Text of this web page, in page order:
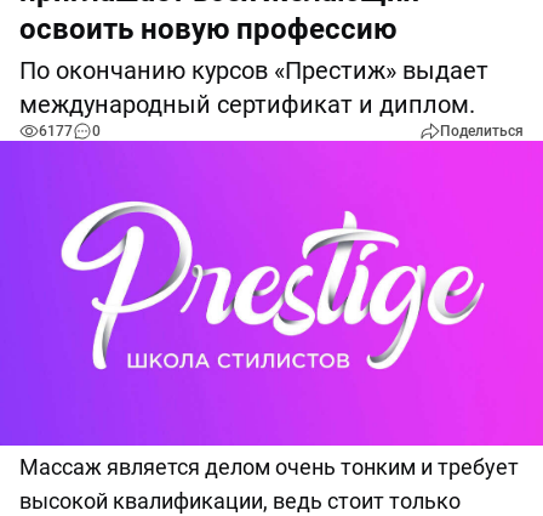
освоить новую профессию
По окончанию курсов «Престиж» выдает
международный сертификат и диплом.
6177 0 Поделиться
Массаж является делом очень тонким и требует
высокой квалификации, ведь стоит только